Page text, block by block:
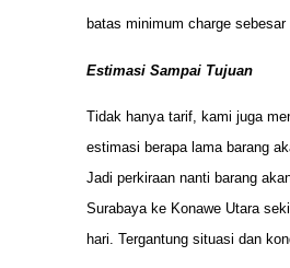
batas minimum charge sebesar
Estimasi Sampai Tujuan
Tidak hanya tarif, kami juga
estimasi berapa lama barang
Jadi perkiraan nanti barang
Surabaya ke Konawe Utara
hari. Tergantung situasi dan